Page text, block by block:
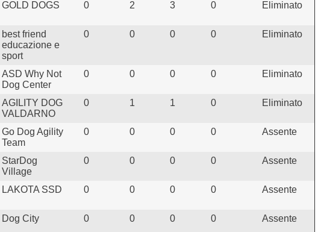
GOLD DOGS 0 2 3 0 Eliminato
best friend
educazione e
sport
0 0 0 0 Eliminato
ASD Why Not
Dog Center
0 0 0 0 Eliminato
AGILITY DOG
VALDARNO
0 1 1 0 Eliminato
Go Dog Agility
Team
0 0 0 0 Assente
StarDog
Village
0 0 0 0 Assente
LAKOTA SSD 0 0 0 0 Assente
Dog City 0 0 0 0 Assente